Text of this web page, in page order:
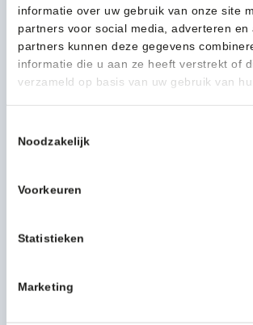
informatie over uw gebruik van onze site
partners voor social media, adverteren en
partners kunnen deze gegevens
informatie die u aan ze heeft verstrekt of
verzameld op basis van uw gebruik van
Noodzakelijk
Voorkeuren
Statistieken
Marketing
Kan ik u helpen?
Neem contact op
Artikel inhoud ltr